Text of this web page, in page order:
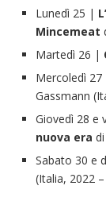
Lunedì 25 |
Mincemeat
Martedì 26 |
Mercoledì 27
Gassmann
Giovedì 28 e
nuova era
Sabato 30 e
(Italia, 2022 –